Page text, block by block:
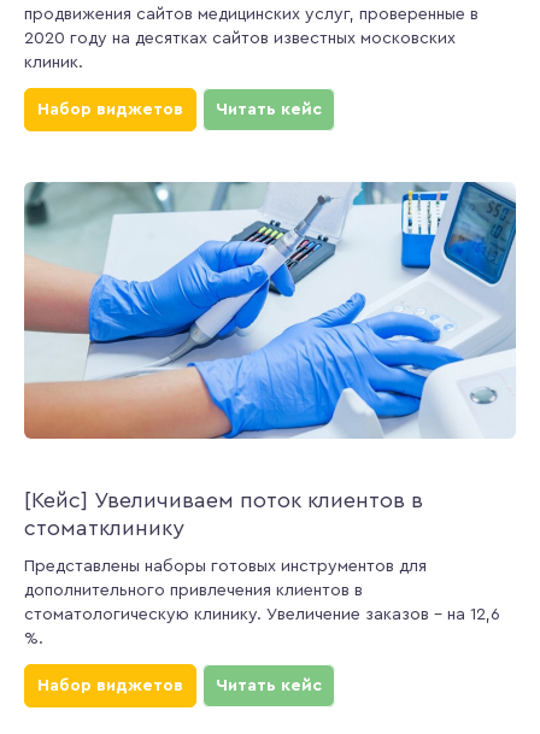
продвижения сайтов медицинских услуг, проверенные в
2020 году на десятках сайтов известных московских
клиник.
Набор виджетов Читать кейс
[Кейс] Увеличиваем поток клиентов в
стоматклинику
Представлены наборы готовых инструментов для
дополнительного привлечения клиентов в
стоматологическую клинику. Увеличение заказов – на 12,6
%.
Набор виджетов Читать кейс